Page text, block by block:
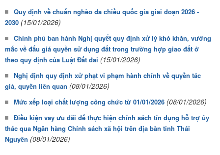
Quy định về chuẩn nghèo đa chiều quốc gia giai đoạn 2026 -
2030 (15/01/2026)
Chính phủ ban hành Nghị quyết quy định xử lý khó khăn, vướng
mắc về đấu giá quyền sử dụng đất trong trường hợp giao đất ở
theo quy định của Luật Đất đai (15/01/2026)
Nghị định quy định xử phạt vi phạm hành chính về quyền tác
giả, quyền liên quan (08/01/2026)
Mức xếp loại chất lượng công chức từ 01/01/2026 (08/01/2026)
Điều kiện vay ưu đãi để thực hiện chính sách tín dụng hỗ trợ ủy
thác qua Ngân hàng Chính sách xã hội trên địa bàn tỉnh Thái
Nguyên (08/01/2026)